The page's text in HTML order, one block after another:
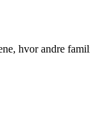
hvor andre